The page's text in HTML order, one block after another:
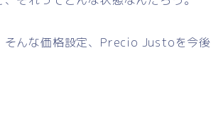
そんな価格設定、Precio Justoを今